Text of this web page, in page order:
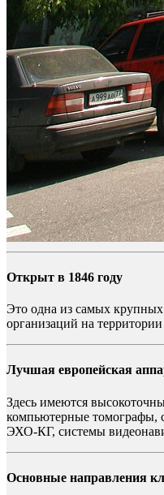
Открыт в 1846 году
Это одна из самых
организаций на
Лучшая европейская
Здесь имеются
компьютерные
ЭХО-КГ, системы
Основные направления